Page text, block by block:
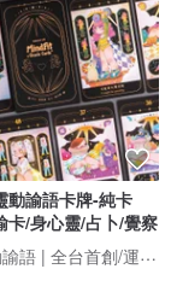
動諭語卡牌-純卡
卡/身心靈/占卜/覺察
MindFit 靈動諭語 | 全台首創/運動x心靈/的神諭卡牌！